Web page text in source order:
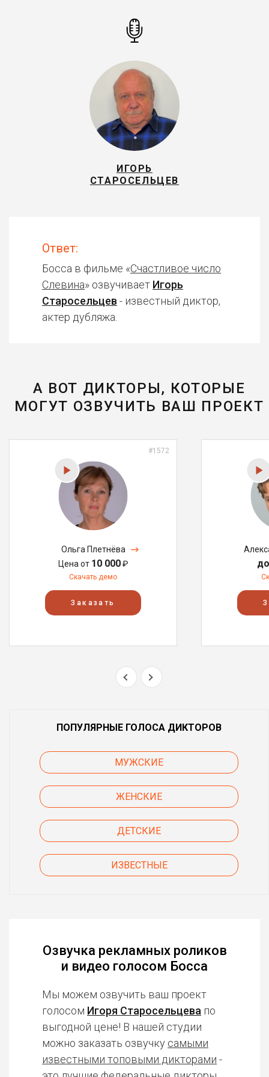
ИГОРЬ
СТАРОСЕЛЬЦЕВ
Ответ:
Босса в фильме «Счастливое число
Слевина» озвучивает Игорь
Старосельцев - известный диктор,
актер дубляжа.
А ВОТ ДИКТОРЫ, КОТОРЫЕ
МОГУТ ОЗВУЧИТЬ ВАШ ПРОЕКТ
#1572
Ольга Плетнёва
Цена от 10 000₽
Скачать демо
Заказать
ПОПУЛЯРНЫЕ ГОЛОСА ДИКТОРОВ
МУЖСКИЕ
ЖЕНСКИЕ
ДЕТСКИЕ
ИЗВЕСТНЫЕ
Озвучка рекламных роликов
и видео голосом Босса
Мы можем озвучить ваш проект
голосом Игоря Старосельцева по
выгодной цене! В нашей студии
можно заказать озвучку самыми
известными топовыми дикторами -